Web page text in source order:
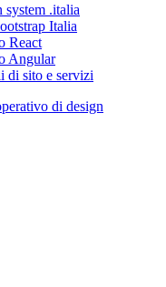
system .italia
Italia
React
Angular
di sito e servizi
di design